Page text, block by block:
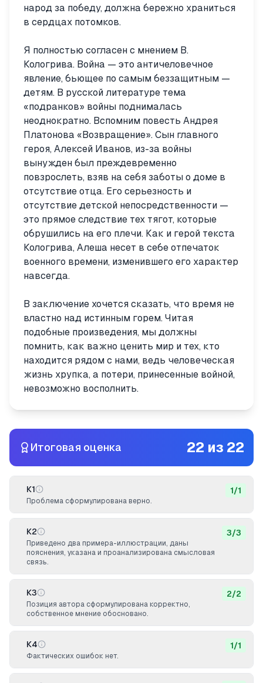
народ за победу, должна бережно храниться
в сердцах потомков.
Я полностью согласен с мнением В.
Кологрива. Война — это античеловечное
явление, бьющее по самым беззащитным —
детям. В русской литературе тема
«подранков» войны поднималась
неоднократно. Вспомним повесть Андрея
Платонова «Возвращение». Сын главного
героя, Алексей Иванов, из-за войны
вынужден был преждевременно
повзрослеть, взяв на себя заботы о доме в
отсутствие отца. Его серьезность и
отсутствие детской непосредственности —
это прямое следствие тех тягот, которые
обрушились на его плечи. Как и герой текста
Кологрива, Алеша несет в себе отпечаток
военного времени, изменившего его характер
навсегда.
В заключение хочется сказать, что время не
властно над истинным горем. Читая
подобные произведения, мы должны
помнить, как важно ценить мир и тех, кто
находится рядом с нами, ведь человеческая
жизнь хрупка, а потери, принесенные войной,
невозможно восполнить.
Итоговая оценка 22 из 22
К1
Проблема сформулирована верно.
1/1
К2
Приведено два примера-иллюстрации, даны
пояснения, указана и проанализирована смысловая
связь.
3/3
К3
Позиция автора сформулирована корректно,
собственное мнение обосновано.
2/2
К4
Фактических ошибок нет.
1/1